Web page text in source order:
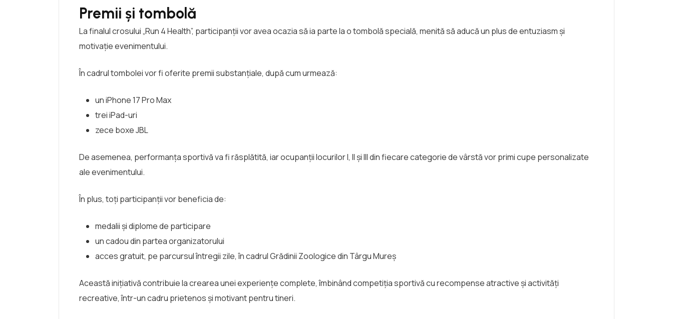
Premii și tombolă
La finalul crosului „Run 4 Health”, participanții vor avea ocazia să ia parte la o tombolă specială, menită să aducă un plus de entuziasm și
motivație evenimentului.
În cadrul tombolei vor fi oferite premii substanțiale, după cum urmează:
un iPhone 17 Pro Max
trei iPad-uri
zece boxe JBL
De asemenea, performanța sportivă va fi răsplătită, iar ocupanții locurilor I, II și III din fiecare categorie de vârstă vor primi cupe personalizate
ale evenimentului.
În plus, toți participanții vor beneficia de:
medalii și diplome de participare
un cadou din partea organizatorului
acces gratuit, pe parcursul întregii zile, în cadrul Grădinii Zoologice din Târgu Mureș
Această inițiativă contribuie la crearea unei experiențe complete, îmbinând competiția sportivă cu recompense atractive și activități
recreative, într-un cadru prietenos și motivant pentru tineri.